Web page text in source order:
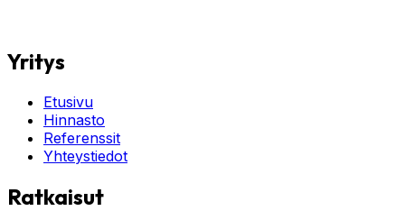
Yritys
Etusivu
Hinnasto
Referenssit
Yhteystiedot
Ratkaisut